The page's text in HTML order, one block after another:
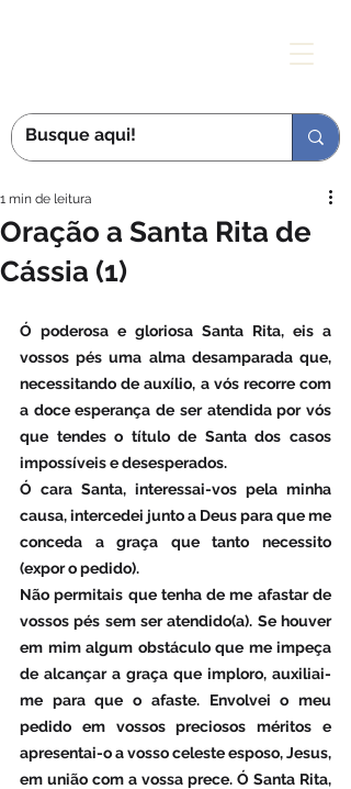
Oração a Santa Rita de
Cássia (1)
1 min de leitura
Ó poderosa e gloriosa Santa Rita, eis a
vossos pés uma alma desamparada que,
necessitando de auxílio, a vós recorre com
a doce esperança de ser atendida por vós
que tendes o título de Santa dos casos
impossíveis e desesperados.
Ó cara Santa, interessai-vos pela minha
causa, intercedei junto a Deus para que me
conceda a graça que tanto necessito
(expor o pedido).
Não permitais que tenha de me afastar de
vossos pés sem ser atendido(a). Se houver
em mim algum obstáculo que me impeça
de alcançar a graça que imploro, auxiliai-
me para que o afaste. Envolvei o meu
pedido em vossos preciosos méritos e
apresentai-o a vosso celeste esposo, Jesus,
em união com a vossa prece. Ó Santa Rita,